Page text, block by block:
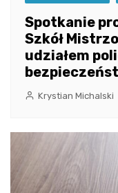
Spotkanie
Szkół
udziałem
Krystian Michalski